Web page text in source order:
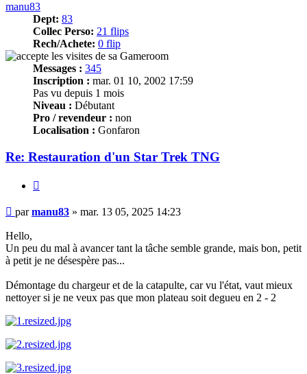
manu83
Dept: 83
Collec Perso: 21 flips
Rech/Achete: 0 flip
Messages : 345
Inscription : mar. 01 10, 2002 17:59
Pas vu depuis 1 mois
Niveau : Débutant
Pro / revendeur : non
Localisation : Gonfaron
Re: Restauration d'un Star Trek TNG
Message
parmanu83 » mar. 13 05, 2025 14:23
Hello,
Un peu du mal à avancer tant la tâche semble grande, mais bon, petit
à petit je ne désespère pas...
Démontage du chargeur et de la catapulte, car vu l'état, vaut mieux
nettoyer si je ne veux pas que mon plateau soit degueu en 2 - 2